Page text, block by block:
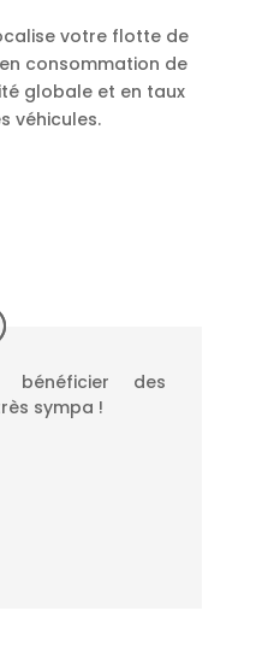
votre flotte de
consommation de
globale et en taux
véhicules.
des
sympa !